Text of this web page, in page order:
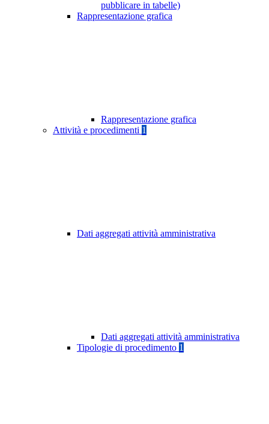
pubblicare in tabelle)
Rappresentazione grafica
Rappresentazione grafica
Attività e procedimenti 1
Dati aggregati attività amministrativa
Dati aggregati attività amministrativa
Tipologie di procedimento 1